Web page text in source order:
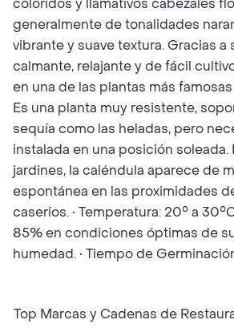
coloridos y llamativos cabezales
generalmente de tonalidades
vibrante y suave textura. Gracias a
calmante, relajante y de fácil
en una de las plantas más
Es una planta muy resistente,
sequía como las heladas, pero
instalada en una posición soleada.
jardines, la caléndula aparece de
espontánea en las proximidades
caseríos. • Temperatura: 20° a
85% en condiciones óptimas de
humedad. • Tiempo de
Top Marcas y Cadenas de